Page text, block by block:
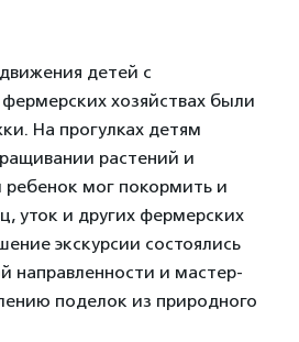
детей с
хозяйствах были
На прогулках детям
растений и
мог покормить и
уток и других фермерских
экскурсии состоялись
направленности и мастер-
поделок из природного